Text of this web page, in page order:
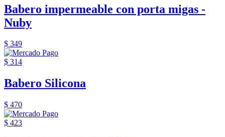
Babero impermeable con porta migas -
Nuby
$ 349
$ 314
Babero Silicona
$ 470
$ 423